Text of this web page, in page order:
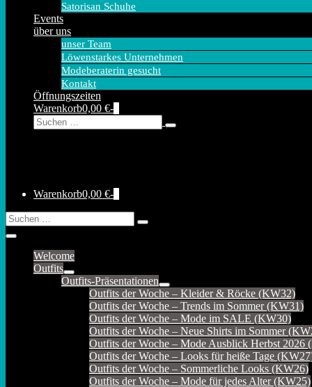
Satorisan Schuhe
Events
über uns
unser Team
Löwenstarkes Unternehmen
Modeberaterin gesucht
Kontakt
Öffnungszeiten
Warenkorb
Warenkorb0,00 €-
Warenkorb
Suche-
Schalter
Suche
nach:
Warenkorb
Warenkorb0,00 €-
Warenkorb
Suche-
Schalter
Suche
nach:
Menü-
SchalterWelcome
Outfits
Menü-
Schalter
Outfits-Präsentationen
Menü-
Schalter
Outfits der Woche – Kleider & Röcke (KW32)
Outfits der Woche – Trends im Sommer (KW31)
Outfits der Woche – Mode im SALE (KW30)
Outfits der Woche – Neue Shirts im Sommer
Outfits der Woche – Mode Ausblick Herbst 2026
Outfits der Woche – Looks für heiße Tage
Outfits der Woche – Sommerliche Looks (KW26)
Outfits der Woche – Mode für jedes Alter (KW25)